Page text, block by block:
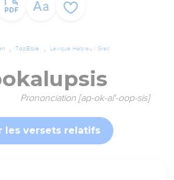
TopBible Lexique Hébreu / Grec
Prononciation [ap-ok-al'-oop-sis]
les versets relatifs